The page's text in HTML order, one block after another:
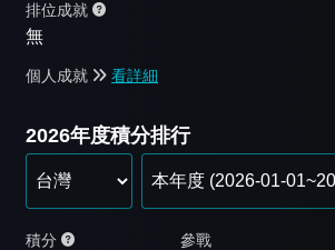
排位成就
無
個人成就 看詳細
2026年度積分排行
積分 參戰